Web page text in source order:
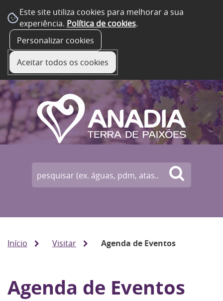
Este site utiliza cookies para melhorar a sua
experiência. Política de cookies.
Personalizar cookies
Aceitar todos os cookies
Início Visitar Agenda de Eventos
Agenda de Eventos